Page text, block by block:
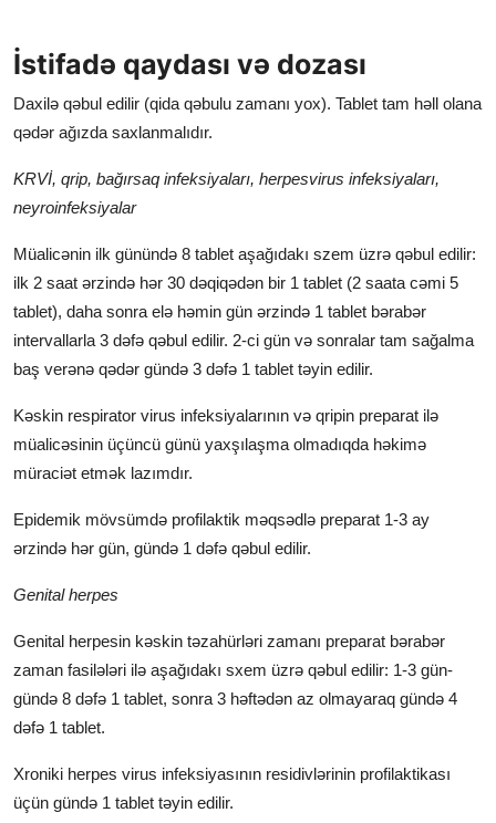
İstifadə qaydası və dozası
Daxilə qəbul edilir (qida qəbulu zamanı yox). Tablet tam həll olana
qədər ağızda saxlanmalıdır.
KRVİ, qrip, bağırsaq infeksiyaları, herpesvirus infeksiyaları,
neyroinfeksiyalar
Müalicənin ilk günündə 8 tablet aşağıdakı szem üzrə qəbul edilir:
ilk 2 saat ərzində hər 30 dəqiqədən bir 1 tablet (2 saata cəmi 5
tablet), daha sonra elə həmin gün ərzində 1 tablet bərabər
intervallarla 3 dəfə qəbul edilir. 2-ci gün və sonralar tam sağalma
baş verənə qədər gündə 3 dəfə 1 tablet təyin edilir.
Kəskin respirator virus infeksiyalarının və qripin preparat ilə
müalicəsinin üçüncü günü yaxşılaşma olmadıqda həkimə
müraciət etmək lazımdır.
Epidemik mövsümdə profilaktik məqsədlə preparat 1-3 ay
ərzində hər gün, gündə 1 dəfə qəbul edilir.
Genital herpes
Genital herpesin kəskin təzahürləri zamanı preparat bərabər
zaman fasilələri ilə aşağıdakı sxem üzrə qəbul edilir: 1-3 gün-
gündə 8 dəfə 1 tablet, sonra 3 həftədən az olmayaraq gündə 4
dəfə 1 tablet.
Xroniki herpes virus infeksiyasının residivlərinin profilaktikası
üçün gündə 1 tablet təyin edilir.